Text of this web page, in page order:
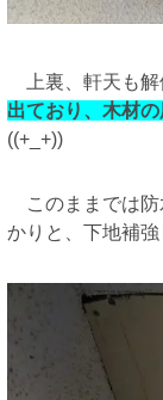
上裏、軒天も解
出ており、木材
((+_+))
このままでは防
かりと、下地補強